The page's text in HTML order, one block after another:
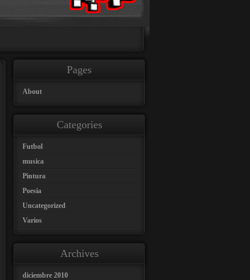
Pages
About
Categories
Futbol
musica
Pintura
Poesia
Uncategorized
Varios
Archives
diciembre 2010